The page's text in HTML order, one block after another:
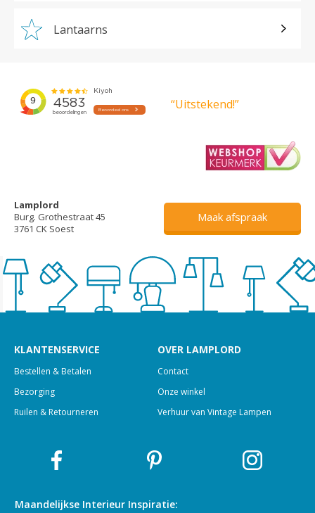
Lantaarns
“Uitstekend!”
Lamplord
Burg. Grothestraat 45
3761 CK Soest
Maak afspraak
KLANTENSERVICE
Bestellen & Betalen
Bezorging
Ruilen & Retourneren
OVER LAMPLORD
Contact
Onze winkel
Verhuur van Vintage Lampen
Maandelijkse Interieur Inspiratie: